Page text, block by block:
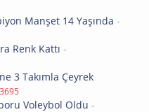
Manşet 14 Yaşında -
Renk Kattı -
3 Takımla Çeyrek
3695
Voleybol Oldu -